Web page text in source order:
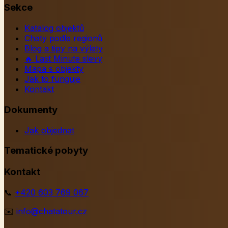
Sekce
Katalog objektů
Chaty podle regionů
Blog a tipy na výlety
🔥 Last Minute slevy
Mapa s objekty
Jak to funguje
Kontakt
Dokumenty
Jak objednat
Tematické pobyty
Kontakt
📞 +420 603 769 067
✉️ info@chatatour.cz